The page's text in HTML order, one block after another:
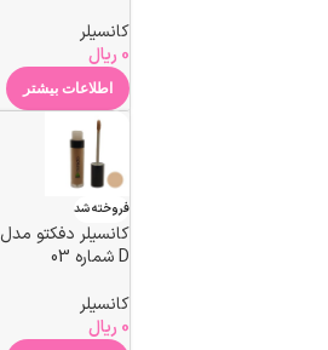
کانسیلر
0 ریال
اطلاعات بیشتر
فروخته شد
کانسیلر دفکتو مدل
D شماره 03
کانسیلر
0 ریال